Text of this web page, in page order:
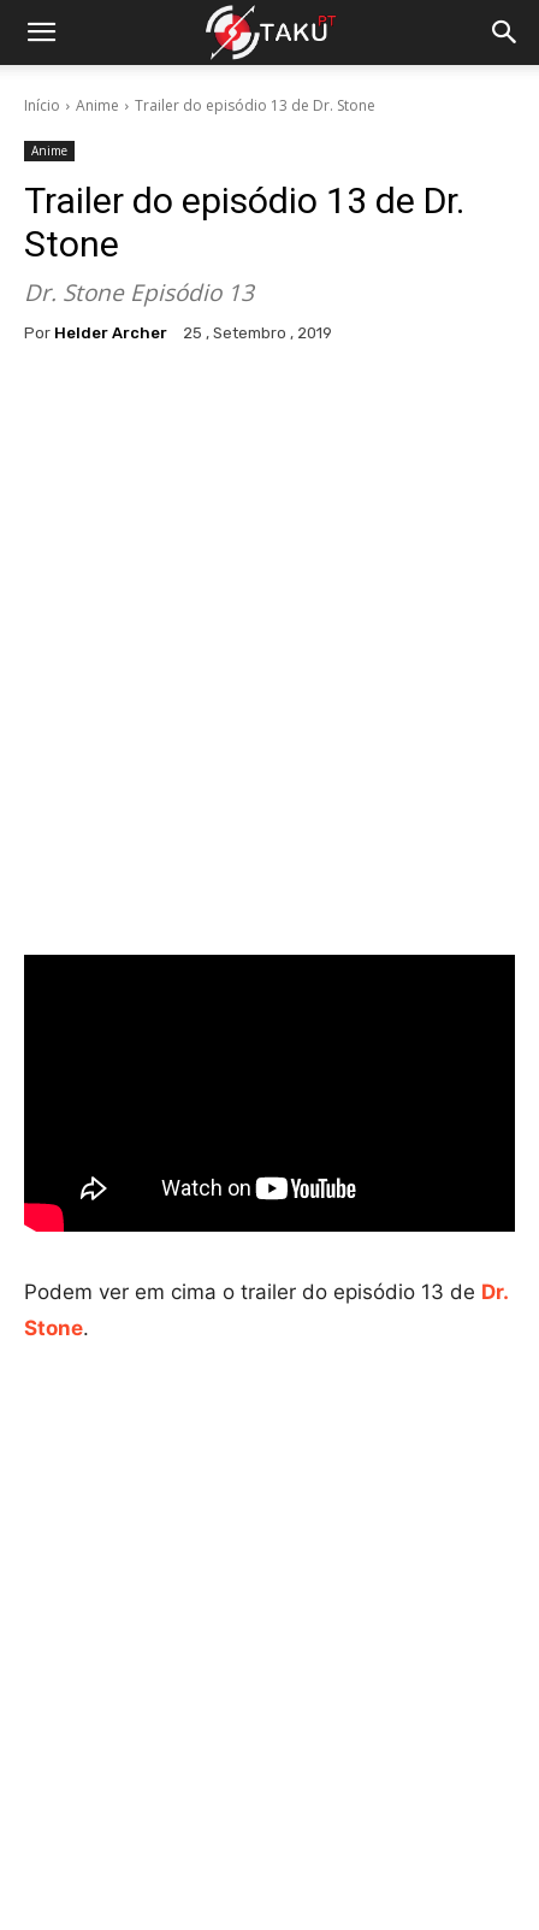
Início Anime Trailer do episódio 13 de Dr. Stone
Anime
Trailer do episódio 13 de Dr.
Stone
Dr. Stone Episódio 13
Por Helder Archer 25 , Setembro , 2019
Podem ver em cima o trailer do episódio 13 de Dr.
Stone.